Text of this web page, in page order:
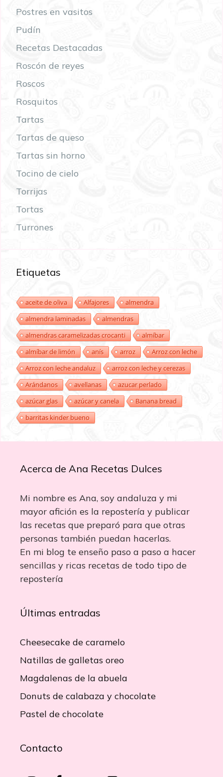
Postres en vasitos
Pudín
Recetas Destacadas
Roscón de reyes
Roscos
Rosquitos
Tartas
Tartas de queso
Tartas sin horno
Tocino de cielo
Torrijas
Tortas
Turrones
Etiquetas
aceite de oliva Alfajores
almendra
almendra laminadas
almendras
almendras caramelizadas crocanti
almíbar
almíbar de limón
anís arroz
Arroz con leche
Arroz con leche andaluz
arroz con leche y cerezas
Arándanos
avellanas
azucar perlado
azúcar glas
azúcar y canela
Banana bread
barritas kinder bueno
Acerca de Ana Recetas Dulces
Mi nombre es Ana, soy andaluza y mi
mayor afición es la repostería y publicar
las recetas que preparó para que otras
personas también puedan hacerlas.
En mi blog te enseño paso a paso a hacer
sencillas y ricas recetas de todo tipo de
repostería
Últimas entradas
Cheesecake de caramelo
Natillas de galletas oreo
Magdalenas de la abuela
Donuts de calabaza y chocolate
Pastel de chocolate
Contacto